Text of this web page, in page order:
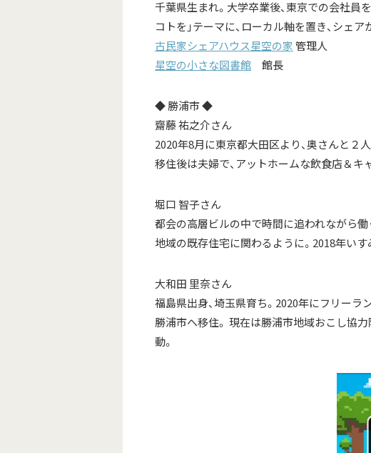
千葉県生まれ。大学卒業後、東京での会社員
コトを」テーマに、ローカル軸を置き、シェ
古民家シェアハウス星空の家管理人
星空の小さな図書館 館長
◆ 勝浦市 ◆
齋藤 祐之介さん
2020年8月に東京都大田区より、奥さんと２
移住後は夫婦で、アットホームな飲食店＆キ
堀口 智子さん
都会の高層ビルの中で時間に追われながら働
地域の既存住宅に関わるように。2018年い
大和田 里奈さん
福島県出身、埼玉県育ち。2020年にフリーラ
勝浦市へ移住。 現在は勝浦市地域おこし協
動。